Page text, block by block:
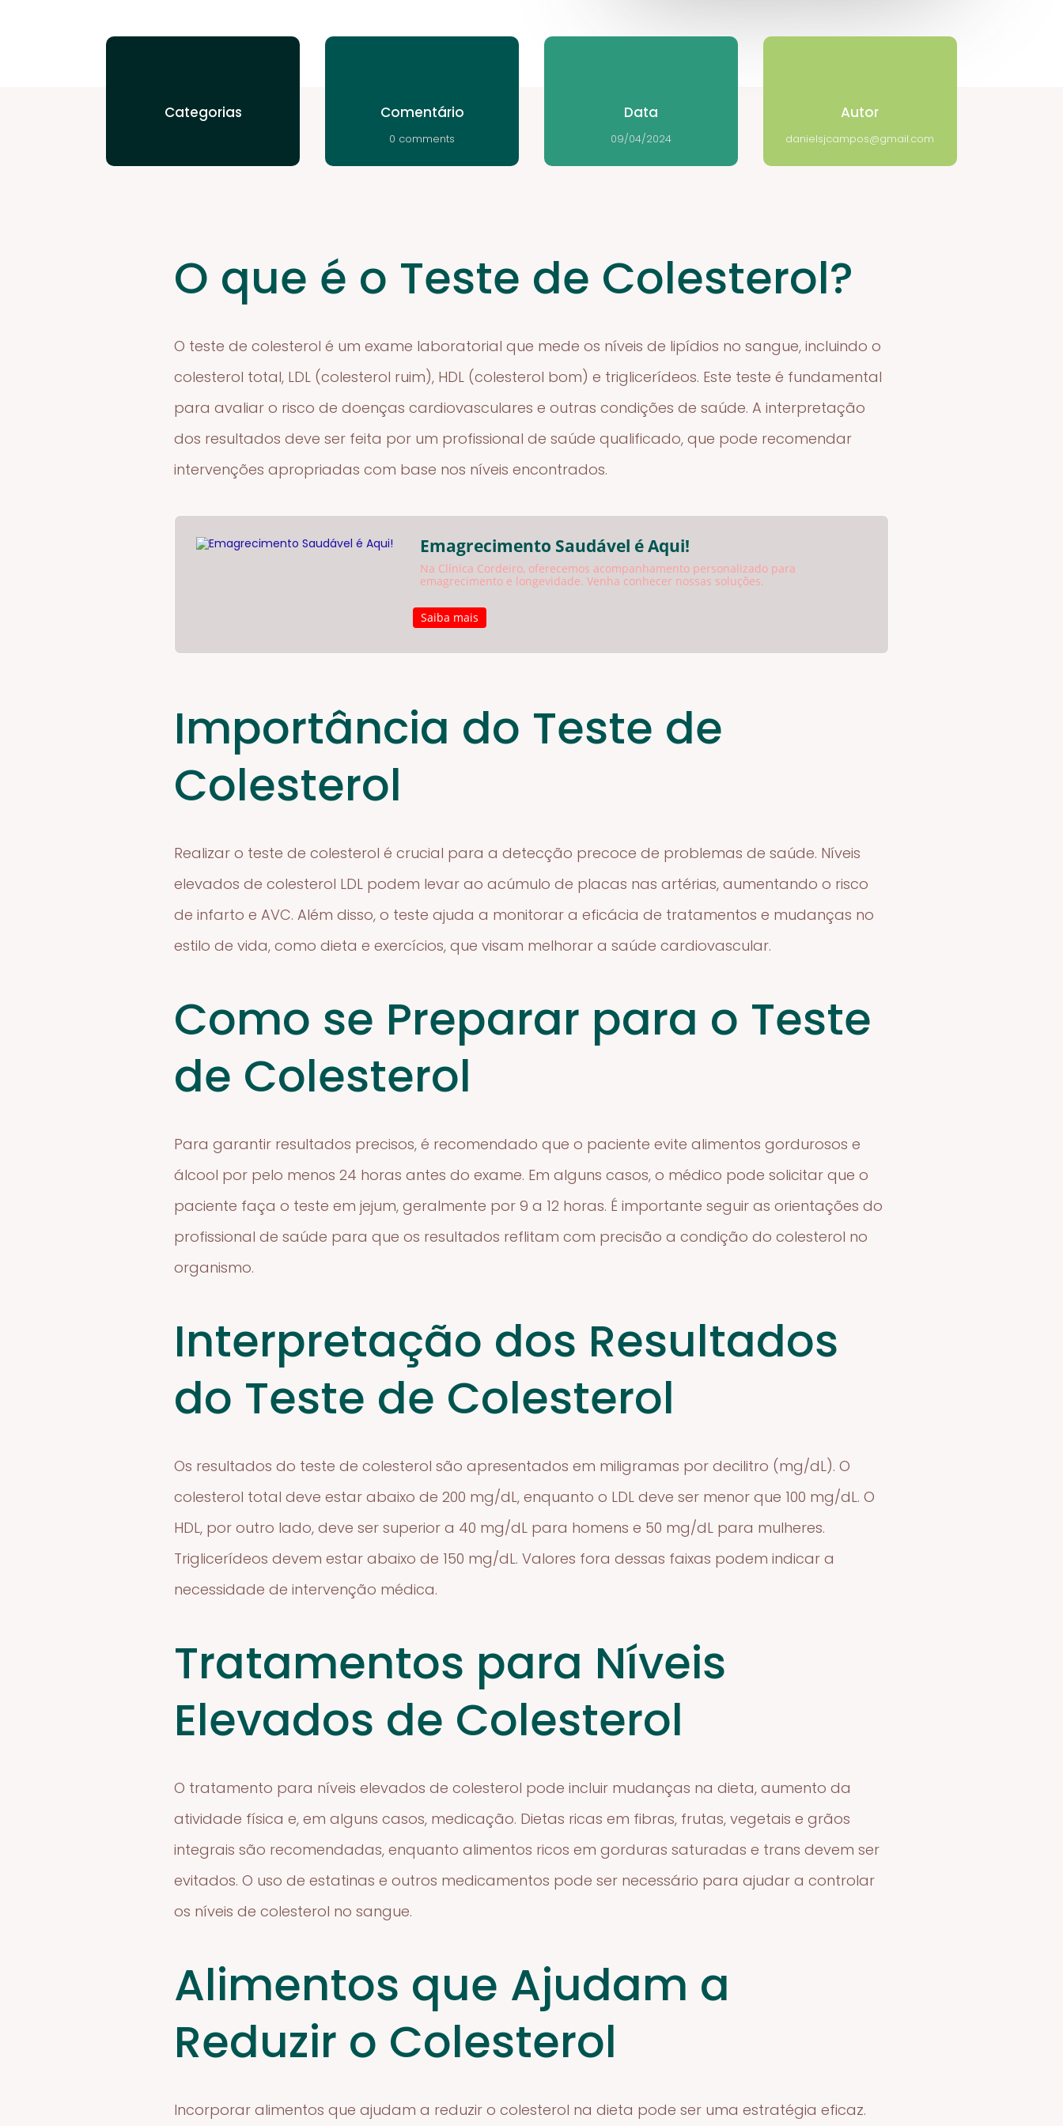
Categorias Comentário
0 comments
Data
09/04/2024
Autor
danielsjcampos@gmail.com
O que é o Teste de Colesterol?
O teste de colesterol é um exame laboratorial que mede os níveis de lipídios no sangue, incluindo o
colesterol total, LDL (colesterol ruim), HDL (colesterol bom) e triglicerídeos. Este teste é fundamental
para avaliar o risco de doenças cardiovasculares e outras condições de saúde. A interpretação
dos resultados deve ser feita por um profissional de saúde qualificado, que pode recomendar
intervenções apropriadas com base nos níveis encontrados.
Emagrecimento Saudável é Aqui!
Na Clínica Cordeiro, oferecemos acompanhamento personalizado para
emagrecimento e longevidade. Venha conhecer nossas soluções.
Saiba mais
Importância do Teste de
Colesterol
Realizar o teste de colesterol é crucial para a detecção precoce de problemas de saúde. Níveis
elevados de colesterol LDL podem levar ao acúmulo de placas nas artérias, aumentando o risco
de infarto e AVC. Além disso, o teste ajuda a monitorar a eficácia de tratamentos e mudanças no
estilo de vida, como dieta e exercícios, que visam melhorar a saúde cardiovascular.
Como se Preparar para o Teste
de Colesterol
Para garantir resultados precisos, é recomendado que o paciente evite alimentos gordurosos e
álcool por pelo menos 24 horas antes do exame. Em alguns casos, o médico pode solicitar que o
paciente faça o teste em jejum, geralmente por 9 a 12 horas. É importante seguir as orientações do
profissional de saúde para que os resultados reflitam com precisão a condição do colesterol no
organismo.
Interpretação dos Resultados
do Teste de Colesterol
Os resultados do teste de colesterol são apresentados em miligramas por decilitro (mg/dL). O
colesterol total deve estar abaixo de 200 mg/dL, enquanto o LDL deve ser menor que 100 mg/dL. O
HDL, por outro lado, deve ser superior a 40 mg/dL para homens e 50 mg/dL para mulheres.
Triglicerídeos devem estar abaixo de 150 mg/dL. Valores fora dessas faixas podem indicar a
necessidade de intervenção médica.
Tratamentos para Níveis
Elevados de Colesterol
O tratamento para níveis elevados de colesterol pode incluir mudanças na dieta, aumento da
atividade física e, em alguns casos, medicação. Dietas ricas em fibras, frutas, vegetais e grãos
integrais são recomendadas, enquanto alimentos ricos em gorduras saturadas e trans devem ser
evitados. O uso de estatinas e outros medicamentos pode ser necessário para ajudar a controlar
os níveis de colesterol no sangue.
Alimentos que Ajudam a
Reduzir o Colesterol
Incorporar alimentos que ajudam a reduzir o colesterol na dieta pode ser uma estratégia eficaz.